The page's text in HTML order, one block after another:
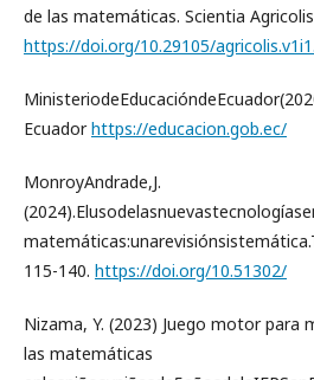
de las matemáticas. Scientia
https://doi.org/10.29105/
Ecuadorhttps://educacion.gob.ec/
MonroyAndrade,J.
115-140. https://doi.org/10.51302/
Nizama, Y. (2023) Juego motor para
las matemáticas